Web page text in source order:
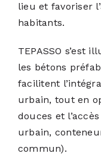
lieu et favoriser
habitants.
TEPASSO s’est
les bétons
facilitent
urbain, tout en
douces et
urbain,
commun).